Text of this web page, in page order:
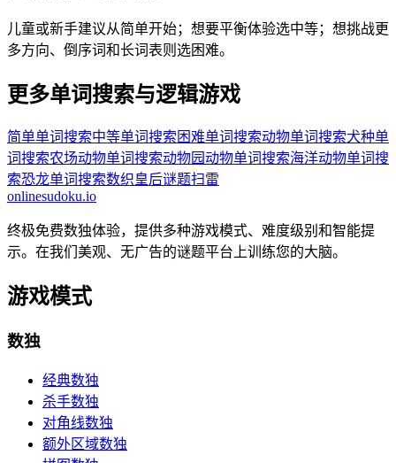
儿童或新手建议从简单开始；想要平衡体验选中等；想挑战更
多方向、倒序词和长词表则选困难。
更多单词搜索与逻辑游戏
简单单词搜索中等单词搜索 困难单词搜索动物单词搜索犬种单
词搜索农场动物单词搜索动物园动物单词搜索海洋动物单词搜
索恐龙单词搜索数织皇后谜题扫雷
onlinesudoku.io
终极免费数独体验，提供多种游戏模式、难度级别和智能提
示。在我们美观、无广告的谜题平台上训练您的大脑。
游戏模式
数独
经典数独
杀手数独
对角线数独
额外区域数独